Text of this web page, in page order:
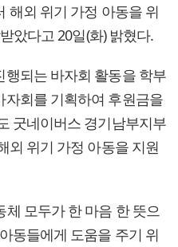
해외 위기 가정 아동을 위
았다고 20일(화) 밝혔다.
되는 바자회 활동을 학부
회를 기획하여 후원금을
굿네이버스 경기남부지부
외 위기 가정 아동을 지원
체 모두가 한 마음 한 뜻으
동들에게 도움을 주기 위